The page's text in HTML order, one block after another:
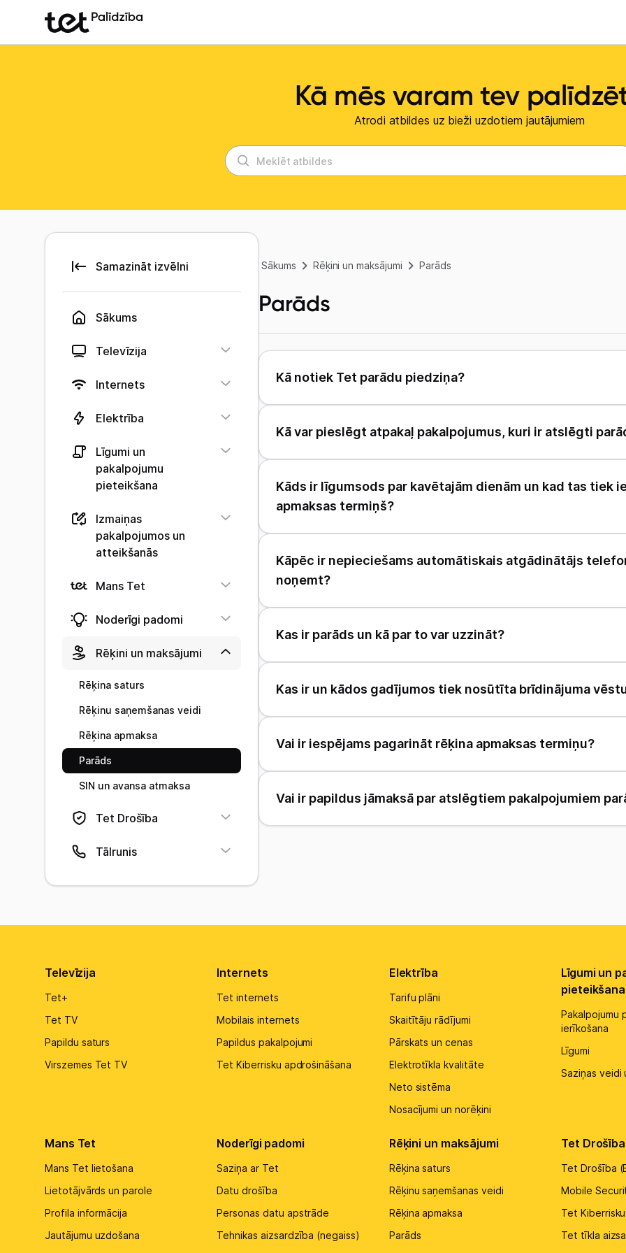
Kā mēs varam tev
Atrodi atbildes uz bieži uzdotiem jautājumiem
Sākums Rēķini un maksājumi Parāds
Parāds
Televīzija
Tet+
Tet TV
Papildu saturs
Virszemes Tet TV
Internets
Tet internets
Mobilais internets
Papildus pakalpojumi
Tet Kiberrisku apdrošināšana
Elektrība
Tarifu plāni
Skaitītāju rādījumi
Pārskats un cenas
Elektrotīkla kvalitāte
Neto sistēma
Nosacījumi un norēķini
Līgumi un
pieteikšana
Pakalpojumu
ierīkošana
Līgumi
Saziņas veidi
Mans Tet
Mans Tet lietošana
Lietotājvārds un parole
Profila informācija
Jautājumu uzdošana
Noderīgi padomi
Saziņa ar Tet
Datu drošība
Personas datu apstrāde
Tehnikas aizsardzība (negaiss)
Rēķini un maksājumi
Rēķina saturs
Rēķinu saņemšanas veidi
Rēķina apmaksa
Parāds
Tet Drošība
Tet Drošība
Mobile
Tet
Tet tīkla